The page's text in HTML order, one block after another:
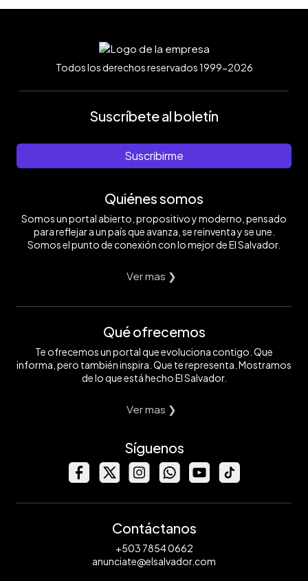
Todos los derechos reservados 1999-2026
Suscríbete al boletín
Suscribirme
Quiénes somos
Somos un portal abierto, propositivo y moderno, pensado
para reflejar a un país que avanza, se reinventa y se une.
Somos el punto de conexión con lo mejor de El Salvador.
Ver mas ❯
Qué ofrecemos
Te ofrecemos un portal que evoluciona contigo. Que
informa, pero también inspira. Que te representa. Mostramos
de lo que está hecho El Salvador.
Ver mas ❯
Síguenos
Contáctanos
+503 7854 0662
anunciate@elsalvador.com